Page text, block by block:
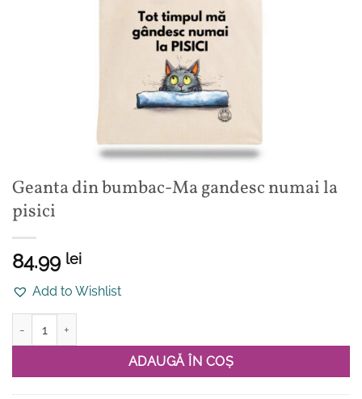
Geanta din bumbac-Ma gandesc numai la
pisici
84.99 lei
Add to Wishlist
ADAUGĂ ÎN COȘ